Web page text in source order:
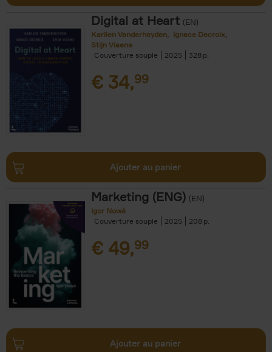
Digital at Heart (EN)
Karlien Vanderheyden
Ignace Decroix
Stijn Viaene
Couverture souple
2025 328
€ 34,99
Ajouter au panier
Marketing (ENG) (EN)
Igor Nowé
Couverture souple
2025 208
€ 49,99
Ajouter au panier